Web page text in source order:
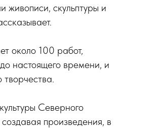
живописи, скульптуры и
около 100 работ,
настоящего времени, и
Северного
произведения, в